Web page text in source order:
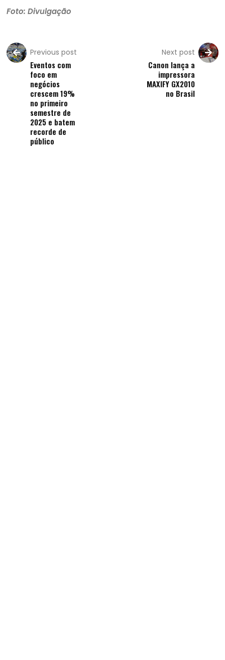
Foto: Divulgação
Previous post
Eventos com
foco em
negócios
crescem 19%
no primeiro
semestre de
2025 e batem
recorde de
público
Next post
Canon lança a
impressora
MAXIFY GX2010
no Brasil